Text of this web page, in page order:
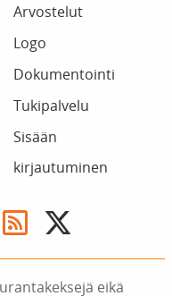
Arvostelut
Logo
Dokumentointi
Tukipalvelu
Sisään
kirjautuminen
eikä